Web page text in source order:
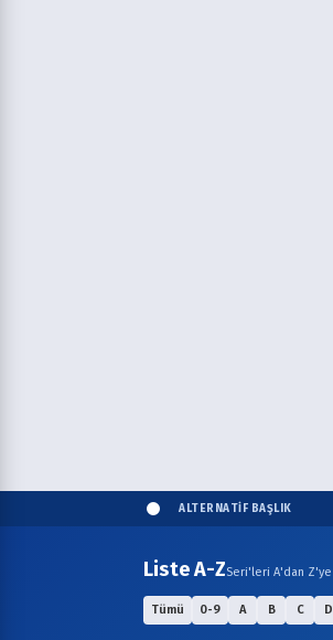
ALTERNATİF BAŞLIK
Liste A-ZSeri'leri A'dan
Tümü 0-9 A B C D